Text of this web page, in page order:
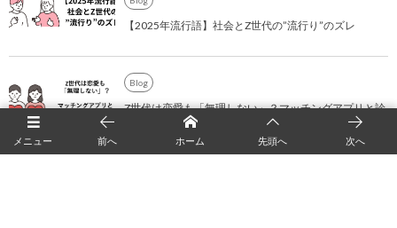
【2025年流行語】社会とZ世代の”流行り”のズレ
Blog
Z世代は恋愛も「無理しない」？マッチングアプリと診
断ブームから見える若者の恋愛観
メニュー 前へ ホーム 先頭へ 次へ